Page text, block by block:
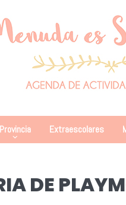
Provincia Extraescolares
DE